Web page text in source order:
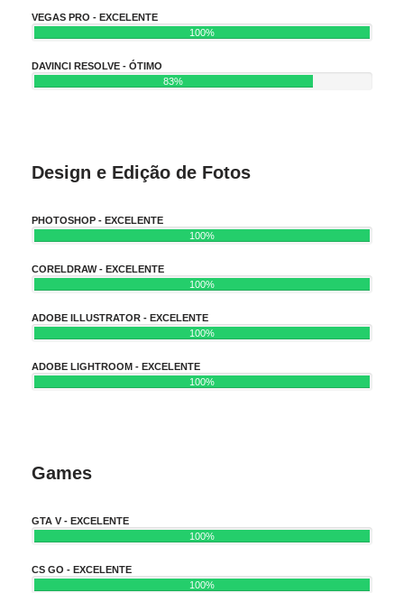
VEGAS PRO - EXCELENTE
100%
DAVINCI RESOLVE - ÓTIMO
83%
Design e Edição de Fotos
PHOTOSHOP - EXCELENTE
100%
CORELDRAW - EXCELENTE
100%
ADOBE ILLUSTRATOR - EXCELENTE
100%
ADOBE LIGHTROOM - EXCELENTE
100%
Games
GTA V - EXCELENTE
100%
CS GO - EXCELENTE
100%